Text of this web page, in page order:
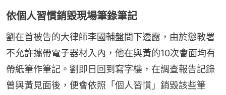
依個人習慣銷毀現場筆錄筆記
劉在首被告的大律師李國輔盤問下透露，由於懲教署
不允許攜帶電子器材入內，他在與黃的10次會面均有
帶紙筆作筆記。劉即日回到寫字樓，在調查報告記錄
曾與黃見面後，便會依照「個人習慣」銷毀該些筆